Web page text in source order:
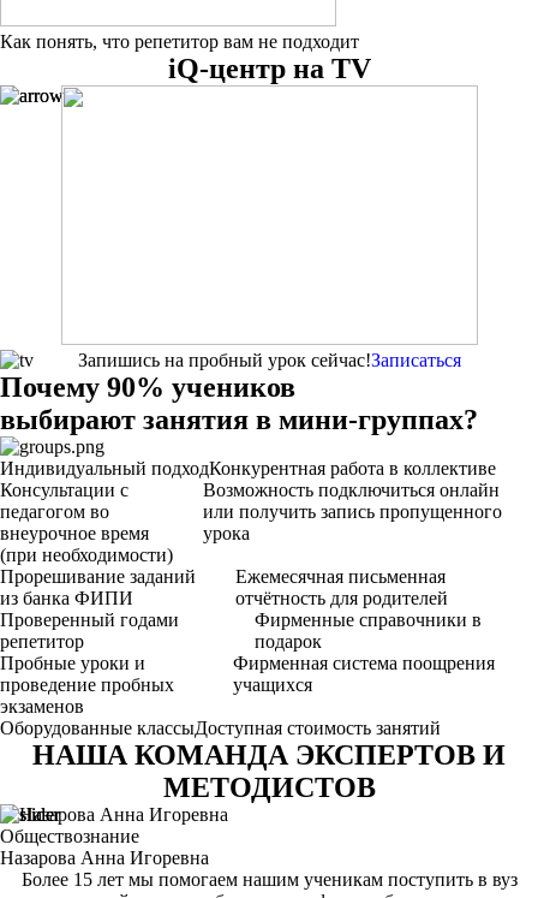
Как понять, что репетитор вам не подходит
iQ-центр на TV
Запишись на пробный урок сейчас!Записаться
Почему 90% учеников
выбирают занятия в мини-группах?
Индивидуальный подходКонкурентная работа в коллективе
Консультации с
педагогом во
внеурочное время
(при необходимости)
Возможность подключиться онлайн
или получить запись пропущенного
урока
Прорешивание заданий
из банка ФИПИ
Ежемесячная письменная
отчётность для родителей
Проверенный годами
репетитор
Фирменные справочники в
подарок
Пробные уроки и
проведение пробных
экзаменов
Фирменная система поощрения
учащихся
Оборудованные классыДоступная стоимость занятий
НАША КОМАНДА ЭКСПЕРТОВ И
МЕТОДИСТОВ
Обществознание
Назарова Анна Игоревна
Более 15 лет мы помогаем нашим ученикам поступить в вуз